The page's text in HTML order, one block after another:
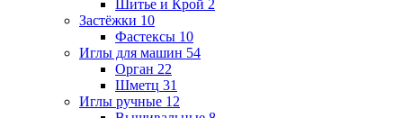
Шитье и Крой 2
Застёжки 10
Фастексы 10
Иглы для машин 54
Орган 22
Шметц 31
Иглы ручные 12